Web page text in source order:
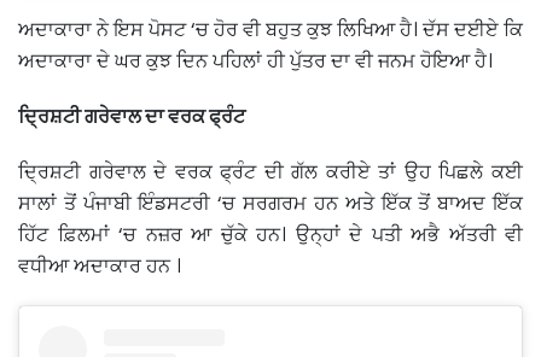
ਅਦਾਕਾਰਾ ਨੇ ਇਸ ਪੋਸਟ ‘ਚ ਹੋਰ ਵੀ ਬਹੁਤ ਕੁਝ ਲਿਖਿਆ ਹੈ। ਦੱਸ ਦਈਏ ਕਿ
ਅਦਾਕਾਰਾ ਦੇ ਘਰ ਕੁਝ ਦਿਨ ਪਹਿਲਾਂ ਹੀ ਪੁੱਤਰ ਦਾ ਵੀ ਜਨਮ ਹੋਇਆ ਹੈ।
ਦ੍ਰਿਸ਼ਟੀ ਗਰੇਵਾਲ ਦਾ ਵਰਕ ਫ੍ਰੰਟ
ਦ੍ਰਿਸ਼ਟੀ ਗਰੇਵਾਲ ਦੇ ਵਰਕ ਫ੍ਰੰਟ ਦੀ ਗੱਲ ਕਰੀਏ ਤਾਂ ਉਹ ਪਿਛਲੇ ਕਈ
ਸਾਲਾਂ ਤੋਂ ਪੰਜਾਬੀ ਇੰਡਸਟਰੀ ‘ਚ ਸਰਗਰਮ ਹਨ ਅਤੇ ਇੱਕ ਤੋਂ ਬਾਅਦ ਇੱਕ
ਹਿੱਟ ਫ਼ਿਲਮਾਂ ‘ਚ ਨਜ਼ਰ ਆ ਚੁੱਕੇ ਹਨ। ਉਨ੍ਹਾਂ ਦੇ ਪਤੀ ਅਭੈ ਅੱਤਰੀ ਵੀ
ਵਧੀਆ ਅਦਾਕਾਰ ਹਨ ।